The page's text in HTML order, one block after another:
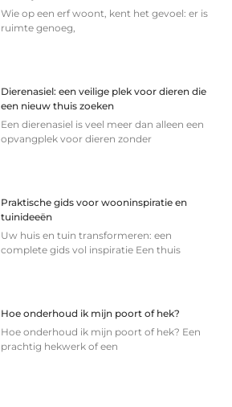
Wie op een erf woont, kent het gevoel: er is
ruimte genoeg,
Dierenasiel: een veilige plek voor dieren die
een nieuw thuis zoeken
Een dierenasiel is veel meer dan alleen een
opvangplek voor dieren zonder
Praktische gids voor wooninspiratie en
tuinideeën
Uw huis en tuin transformeren: een
complete gids vol inspiratie Een thuis
Hoe onderhoud ik mijn poort of hek?
Hoe onderhoud ik mijn poort of hek? Een
prachtig hekwerk of een